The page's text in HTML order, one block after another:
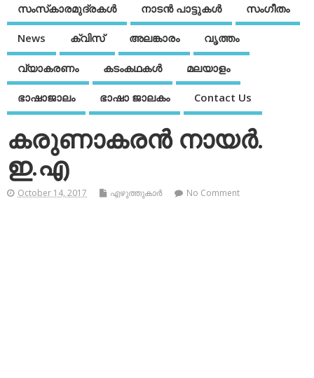
സംസ്‌കാരമുദ്രകള്‍ നാടന്‍ പാട്ടുകള്‍ സംഗീതം
News ക്വിസ് അലങ്കാരം വൃത്തം
വ്യാകരണം കടംകഥകള്‍ മലയാളം
ഭാഷാജാലം ഭാഷാ ജാലകം Contact Us
കരുണാകരന്‍ നായര്‍.
ഇ.എ
October 14, 2017 എഴുത്തുകാര്‍ No Comment